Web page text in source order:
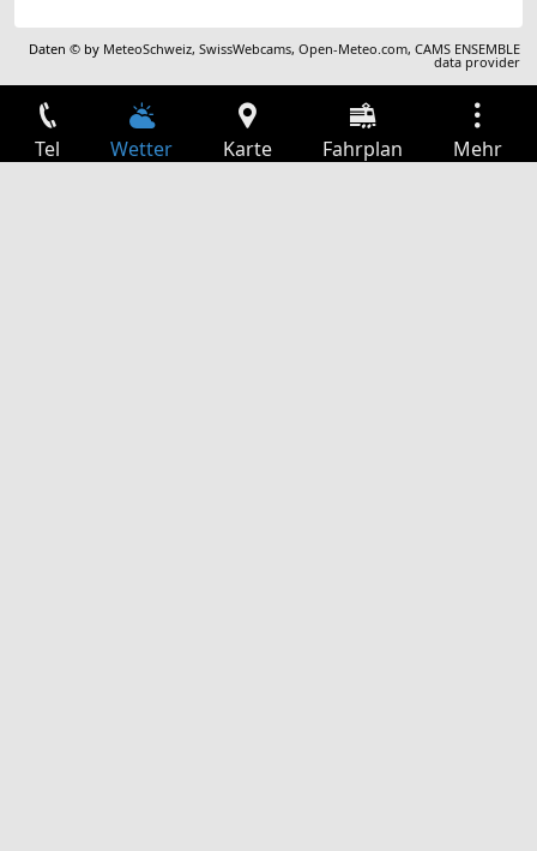
Daten © by MeteoSchweiz,SwissWebcams,Open-Meteo.com,CAMS ENSEMBLE
data provider
Tel Wetter Karte Fahrplan Mehr